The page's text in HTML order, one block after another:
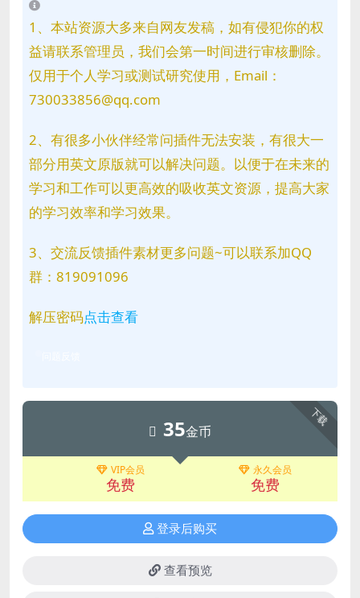
1、本站资源大多来自网友发稿，如有侵犯你的权
益请联系管理员，我们会第一时间进行审核删除。
仅用于个人学习或测试研究使用，Email：
730033856@qq.com
2、有很多小伙伴经常问插件无法安装，有很大一
部分用英文原版就可以解决问题。以便于在未来的
学习和工作可以更高效的吸收英文资源，提高大家
的学习效率和学习效果。
3、交流反馈插件素材更多问题~可以联系加QQ
群：819091096
解压密码点击查看
下载
35金币
VIP会员
免费
永久会员
免费
登录后购买
查看预览